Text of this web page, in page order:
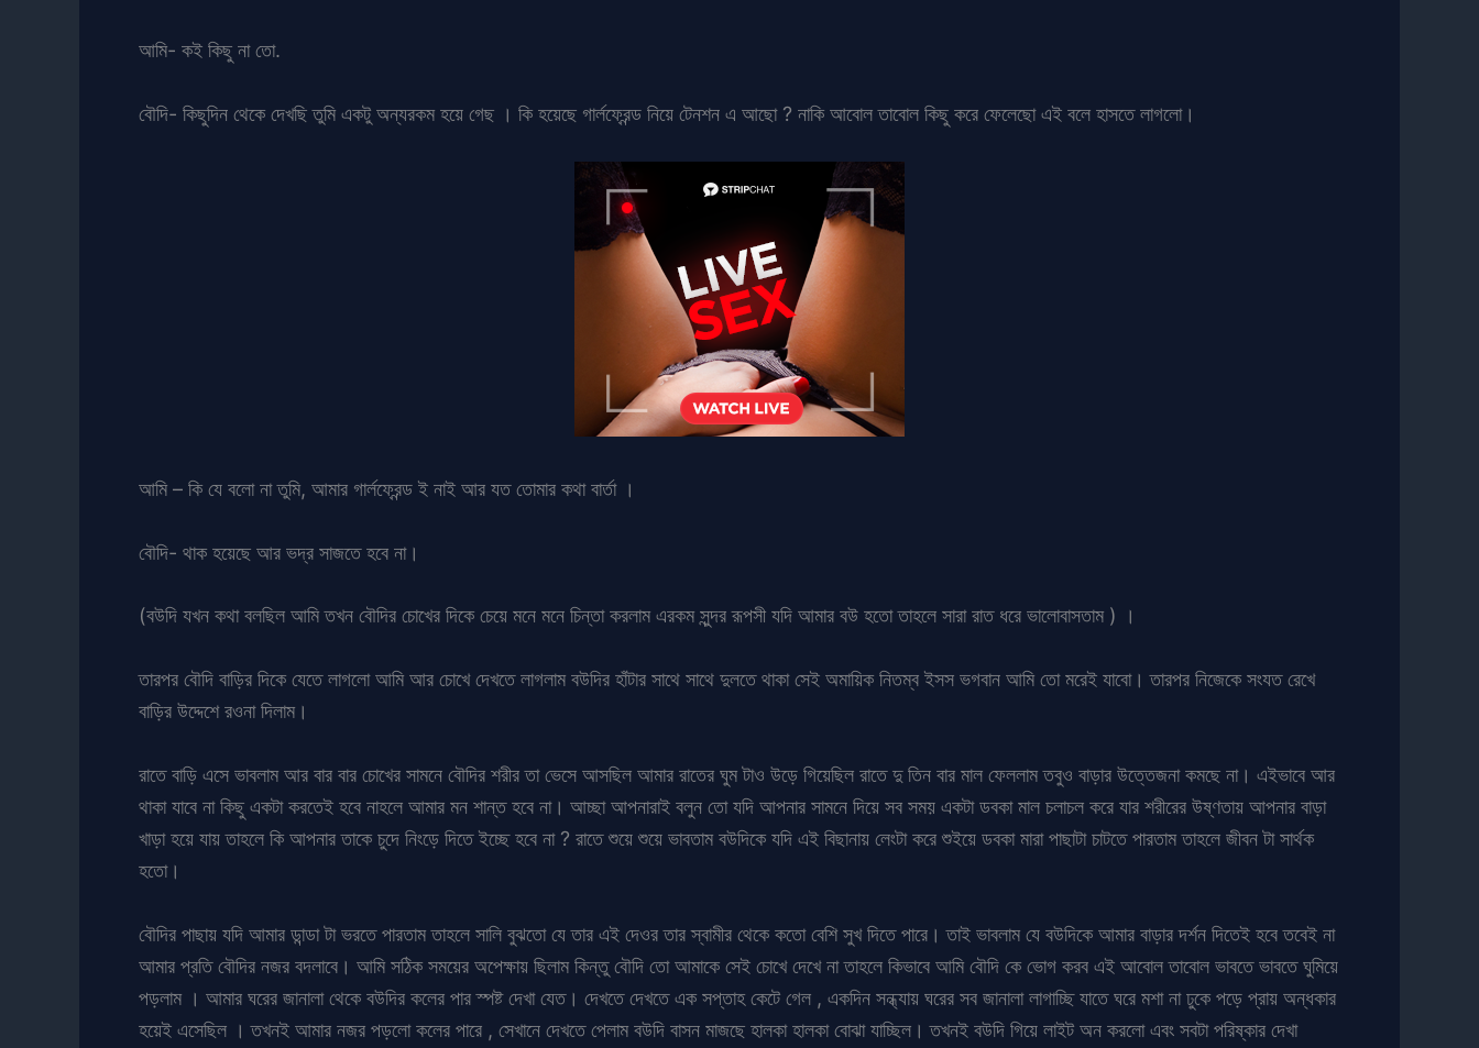
আমি- কই কিছু না তো.
বৌদি- কিছুদিন থেকে দেখছি তুমি একটু অন্যরকম হয়ে গেছ । কি হয়েছে গার্লফ্রেন্ড নিয়ে টেনশন এ আছো ? নাকি আবোল তাবোল কিছু করে ফেলেছো এই বলে হাসতে লাগলো।
আমি – কি যে বলো না তুমি, আমার গার্লফ্রেন্ড ই নাই আর যত তোমার কথা বার্তা ।
বৌদি- থাক হয়েছে আর ভদ্র সাজতে হবে না।
(বউদি যখন কথা বলছিল আমি তখন বৌদির চোখের দিকে চেয়ে মনে মনে চিন্তা করলাম এরকম সুন্দর রূপসী যদি আমার বউ হতো তাহলে সারা রাত ধরে ভালোবাসতাম ) ।
তারপর বৌদি বাড়ির দিকে যেতে লাগলো আমি আর চোখে দেখতে লাগলাম বউদির হাঁটার সাথে সাথে দুলতে থাকা সেই অমায়িক নিতম্ব ইসস ভগবান আমি তো মরেই যাবো। তারপর নিজেকে সংযত রেখে
বাড়ির উদ্দেশে রওনা দিলাম।
রাতে বাড়ি এসে ভাবলাম আর বার বার চোখের সামনে বৌদির শরীর তা ভেসে আসছিল আমার রাতের ঘুম টাও উড়ে গিয়েছিল রাতে দু তিন বার মাল ফেললাম তবুও বাড়ার উত্তেজনা কমছে না। এইভাবে আর
থাকা যাবে না কিছু একটা করতেই হবে নাহলে আমার মন শান্ত হবে না। আচ্ছা আপনারাই বলুন তো যদি আপনার সামনে দিয়ে সব সময় একটা ডবকা মাল চলাচল করে যার শরীরের উষ্ণতায় আপনার বাড়া
খাড়া হয়ে যায় তাহলে কি আপনার তাকে চুদে নিংড়ে দিতে ইচ্ছে হবে না ? রাতে শুয়ে শুয়ে ভাবতাম বউদিকে যদি এই বিছানায় লেংটা করে শুইয়ে ডবকা মারা পাছাটা চাটতে পারতাম তাহলে জীবন টা সার্থক
হতো।
বৌদির পাছায় যদি আমার ডান্ডা টা ভরতে পারতাম তাহলে সালি বুঝতো যে তার এই দেওর তার স্বামীর থেকে কতো বেশি সুখ দিতে পারে। তাই ভাবলাম যে বউদিকে আমার বাড়ার দর্শন দিতেই হবে তবেই না
আমার প্রতি বৌদির নজর বদলাবে। আমি সঠিক সময়ের অপেক্ষায় ছিলাম কিন্তু বৌদি তো আমাকে সেই চোখে দেখে না তাহলে কিভাবে আমি বৌদি কে ভোগ করব এই আবোল তাবোল ভাবতে ভাবতে ঘুমিয়ে
পড়লাম । আমার ঘরের জানালা থেকে বউদির কলের পার স্পষ্ট দেখা যেত। দেখতে দেখতে এক সপ্তাহ কেটে গেল , একদিন সন্ধ্যায় ঘরের সব জানালা লাগাচ্ছি যাতে ঘরে মশা না ঢুকে পড়ে প্রায় অন্ধকার
হয়েই এসেছিল । তখনই আমার নজর পড়লো কলের পারে , সেখানে দেখতে পেলাম বউদি বাসন মাজছে হালকা হালকা বোঝা যাচ্ছিল। তখনই বউদি গিয়ে লাইট অন করলো এবং সবটা পরিষ্কার দেখা